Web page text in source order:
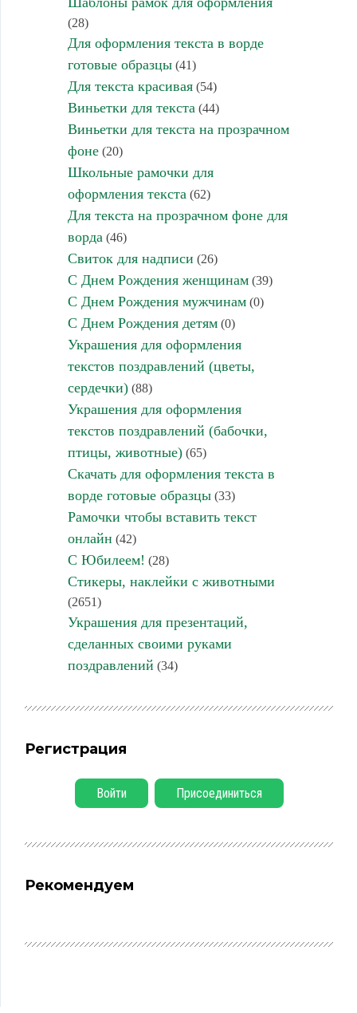
(28)
Для оформления текста в ворде
готовые образцы(41)
Для текста красивая(54)
Виньетки для текста (44)
Виньетки для текста на прозрачном
фоне(20)
Школьные рамочки для
оформления текста (62)
Для текста на прозрачном фоне для
ворда (46)
Свиток для надписи (26)
С Днем Рождения женщинам(39)
С Днем Рождения мужчинам(0)
С Днем Рождения детям(0)
Украшения для оформления
текстов поздравлений (цветы,
сердечки)(88)
Украшения для оформления
текстов поздравлений (бабочки,
птицы, животные)(65)
Скачать для оформления текста в
ворде готовые образцы(33)
Рамочки чтобы вставить текст
онлайн (42)
С Юбилеем! (28)
Стикеры, наклейки с животными
(2651)
Украшения для презентаций,
сделанных своими руками
поздравлений (34)
Регистрация
Войти Присоединиться
Рекомендуем